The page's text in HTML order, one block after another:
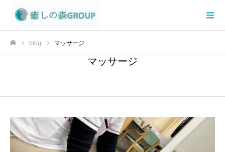
blog マッサージ
マッサージ